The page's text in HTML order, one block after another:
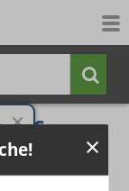
-
€